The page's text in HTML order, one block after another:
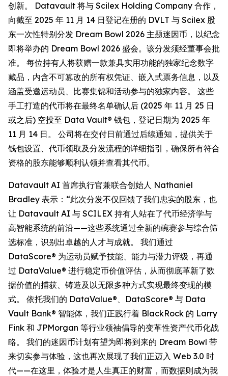
创新。 Datavault 将与 Scilex Holding Company 合作，
向截至 2025 年 11 月 14 日登记在册的 DVLT 与 Scilex 股
东一次性特别分发 Dream Bowl 2026 主题迷因币，以纪念
即将举办的 Dream Bowl 2026 盛会。该分发须经董事会批
准。 每位持有人将获赠一款兼具实用功能的独家纪念数字
藏品，内含不可篡改的所有权凭证、嵌入式票务信息，以及
涵盖受邀运动员、比赛集锦和活动参与的独家内容。 这些
手工打造的代币将在最终名单确认后 (2025 年 11 月 25 日
或之后) 空投至 Data Vault® 钱包，登记日期为 2025 年
11 月 14 日。 公司将在交付日前通过后续通知，提供关于
钱包设置、代币领取及分发流程的详细指引，确保所有符合
资格的股东能够顺利认领并查看其代币。
Datavault AI 首席执行官兼联合创始人 Nathaniel
Bradley 表示：“此次分发不仅回馈了我们忠实的股东，也
让 Datavault AI 与 SCILEX 持有人站在了代币经济学与
高智能系统的前沿——这些系统通过全新的碗赛参与综合筛
选标准，识别出卓越的人才与成就。 我们通过
DataScore® 为运动员赋予技能、能力与潜力评级，再通
过 DataValue® 进行稳定币价值评估，从而彻底革新了数
据价值的捕获、铸造及以无限多种方式实现最终变现的模
式。 依托我们的 DataValue®、DataScore® 与 Data
Vault Bank® 智能体，我们正践行着 BlackRock 的 Larry
Fink 和 JPMorgan 等行业领袖倡导的变革性资产代币化战
略。 我们的迷因币计划有望为即将到来的 Dream Bowl 带
来切实参与体验，这也再次展现了我们正迈入 Web 3.0 时
代——在这里，体验才是人生真正的财富，而数据则成为我